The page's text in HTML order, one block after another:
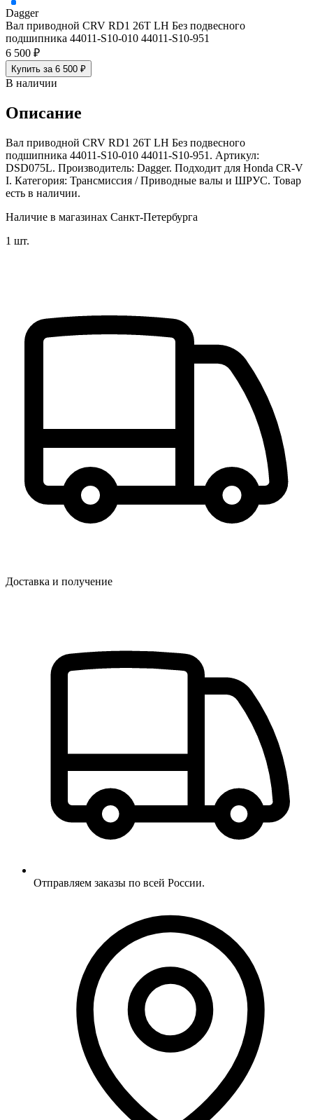
Dagger
Вал приводной CRV RD1 26T LH Без подвесного
подшипника 44011-S10-010 44011-S10-951
6 500 ₽
Купить за 6 500 ₽
В наличии
Описание
Вал приводной CRV RD1 26T LH Без подвесного
подшипника 44011-S10-010 44011-S10-951. Артикул:
DSD075L. Производитель: Dagger. Подходит для Honda CR-V
I. Категория: Трансмиссия / Приводные валы и ШРУС. Товар
есть в наличии.
Наличие в магазинах Санкт-Петербурга
1 шт.
Доставка и получение
Отправляем заказы по всей России.